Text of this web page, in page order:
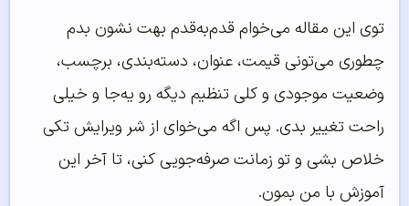
توی این مقاله می‌خوام قدم‌به‌قدم بهت نشون بدم
چطوری می‌تونی قیمت، عنوان، دسته‌بندی، برچسب،
وضعیت موجودی و کلی تنظیم دیگه رو یه‌جا و خیلی
راحت تغییر بدی. پس اگه می‌خوای از شر ویرایش تکی
خلاص بشی و تو زمانت صرفه‌جویی کنی، تا آخر این
آموزش با من بمون.